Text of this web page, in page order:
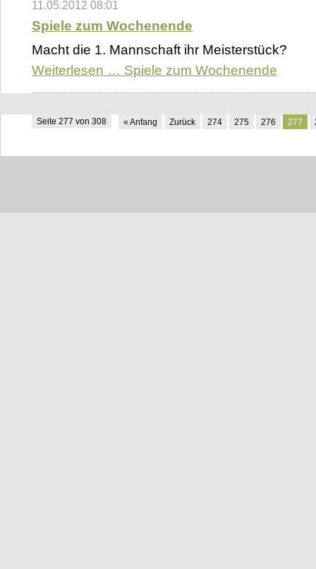
11.05.2012 08:01
Spiele zum Wochenende
Macht die 1. Mannschaft ihr Meisterstück?
Weiterlesen … Spiele zum Wochenende
Seite 277 von 308 « Anfang Zurück 274 275 276 277